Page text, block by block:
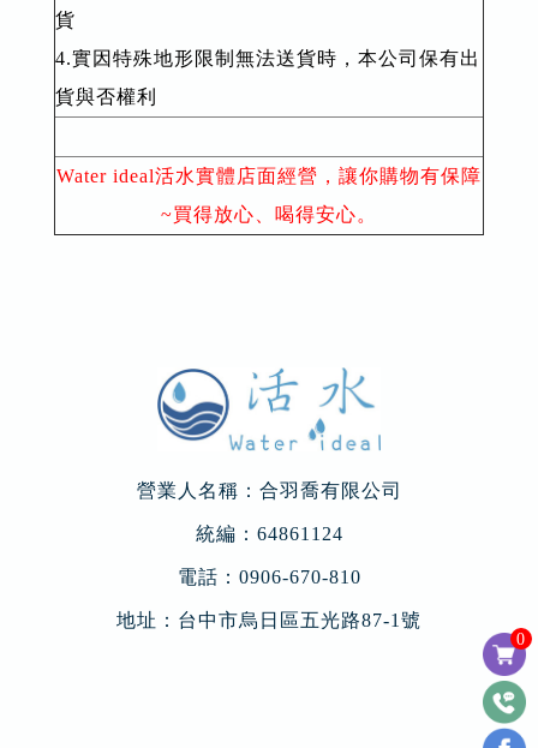
0
貨
4.實因特殊地形限制無法送貨時，本公司保有出
貨與否權利
Water ideal活水實體店面經營，讓你購物有保障
~買得放心、喝得安心。
營業人名稱：合羽喬有限公司
統編：64861124
電話： 0906-670-810
地址： 台中市烏日區五光路87-1號